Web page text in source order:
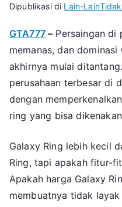
Dipublikasi di Lain-Lain
GTA777– Persaingan di
memanas, dan
akhirnya mulai
perusahaan terbesar di
dengan
ring yang bisa
Galaxy Ring lebih kecil
Ring, tapi apakah fitur-
Apakah harga Galaxy
membuatnya tidak